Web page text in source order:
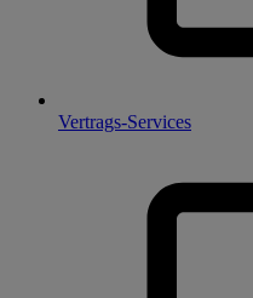
Vertrags-Services